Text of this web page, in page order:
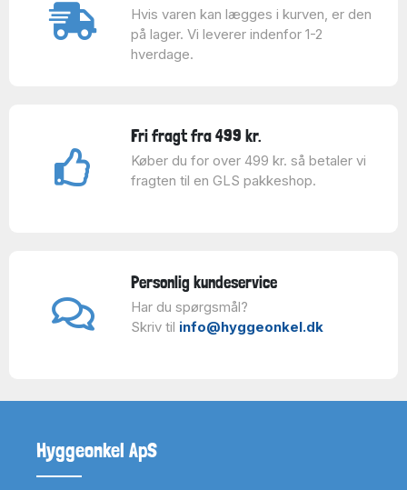
Hvis varen kan lægges i kurven, er den
på lager. Vi leverer indenfor 1-2
hverdage.
Fri fragt fra 499 kr.
Køber du for over 499 kr. så betaler vi
fragten til en GLS pakkeshop.
Personlig kundeservice
Har du spørgsmål?
Skriv til info@hyggeonkel.dk
Hyggeonkel ApS